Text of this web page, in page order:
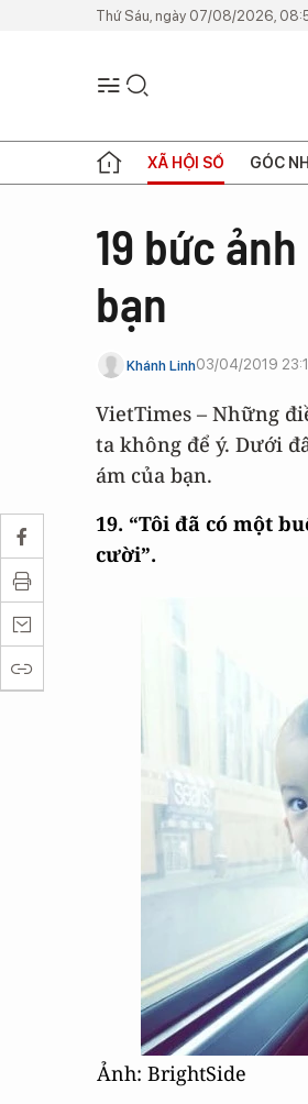
Thứ Sáu, ngày 07/08/2026,
XÃ HỘI SỐ GÓC
19 bức
bạn
Khánh Linh03/04/2019
VietTimes – Những
ta không để ý. Dưới
ám của bạn.
19. “Tôi đã có một
cười”.
Ảnh: BrightSide